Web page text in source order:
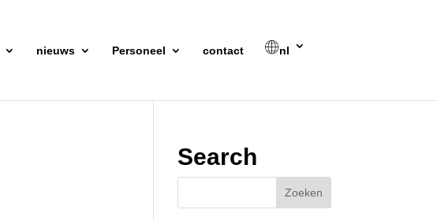
nieuws Personeel contact nl
Search